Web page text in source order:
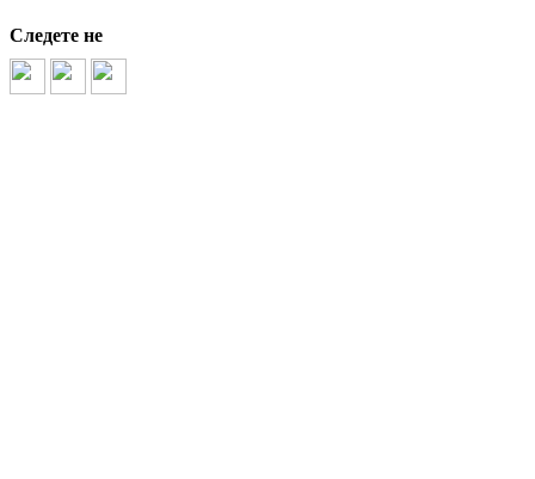
Следете не